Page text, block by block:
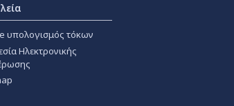
υπολογισμός τόκων
Ηλεκτρονικής